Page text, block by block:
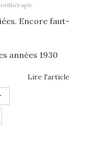
Encore faut-
années 1930
Lire l'article